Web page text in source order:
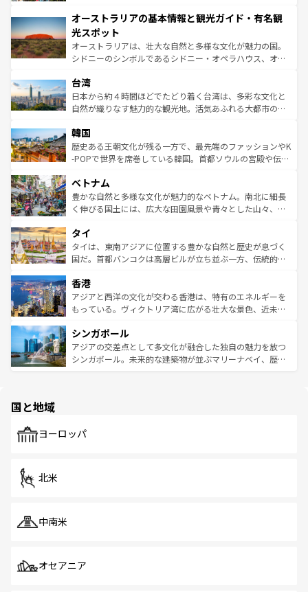
部のニューオーリンズでは、音楽と美食が融合した独特の
文化が魅力。旅行者はアメリカの各地域で異なる魅力を楽
しみながら、その多様性と豊かな歴史を感じることができ
るだろう。車でのロードトリップや列車の旅も、アメリカ
情報は
ワイ島は見逃せない。また、定番の観光地といえばオアフ
島だが、静かな自然を求めるならマウイ島やカウアイ島が
おすすめ。エメラルドグリーンに輝く海をはじめ、豊かな
文化や歴史が息づいている。「アロハスピリット」と呼ば
人々、おいしいローカルフードやハワイアンミュージッ
ク、伝統的なフラダンスなど、すべてがハワイの魅力を彩
っている。訪れるたびに新しい発見と感動が待っているハ
はコンテンツ一覧
オーストラリアの基本情報と観光ガイド・有名観
光スポット
オーストラリアは、壮大な自然と多様な文化が魅力の国。
シドニーのシンボルであるシドニー・オペラハウス、オー
リアリーフや大陸中央部にそびえるウルル（エアーズロッ
ク）、タスマニアの美しい原生林やケアンズの熱帯雨林な
ど、見どころがたくさん。また、カフェやワイン、オージ
いる。アクティビティも充実しており、サーフィンやダイ
ビング、ハイキングなど、アウトドア好きにはたまらな
い。オーストラリアの多彩な魅力を存分に味わいつくそ
参照してほしい。
台湾
日本から約４時間ほどでたどり着く台湾は、多彩な文化と
自然が織りなす魅力的な観光地。活気あふれる大都市の台
ン）、静ひつな山岳地帯である台湾東部など、都市の喧騒
と山間の静けさが共存しており、訪れる人に新しい発見と
驚きをもたらしてくれる。また、奥深い台湾の食文化も魅
容にもいいと評判のスイーツなど、バラエティ豊かな料理
が味わえる。 なお、新着の台湾情報は コンテンツ一覧を参
照してほしい。
韓国
歴史ある王朝文化が残る一方で、最先端のファッションやK
-POPで世界を席巻している韓国。首都ソウルの宮殿や伝統
き、地方に足を延ばせば四季折々の自然美を楽しむことが
できる。そして、キムチや焼肉、絶品のストリートフード
まで、さまざまな韓国料理が待っている。夜には、韓国な
リティに包まれながら、韓国の多彩な魅力を心ゆくまで味
わってみてほしい。 なお、新着の韓国情報はコンテンツ一
覧を参照してほしい。
ベトナム
豊かな自然と多様な文化が魅力的なベトナム。南北に細長
く伸びる国土には、広大な田園風景や青々とした山々、世
急速な発展と共に伝統が息づく。ハノイの古い町並みやホ
ーチミン市のフランス統治時代の建物も、独特の雰囲気を
醸し出している。また、バラエティの豊かさとおいしさで
とつ。フォーやバインミー、ベトナムコーヒーなどは、ぜ
ひ現地で味わいたい。どの地域を訪れてもあたたかい人々
が旅行者を迎えてくれるので、きっと忘れられない旅にな
参照してほしい。
タイ
タイは、東南アジアに位置する豊かな自然と歴史が息づく
国だ。首都バンコクは高層ビルが立ち並ぶ一方、伝統的な
の活気が交差している。北部ではチェンマイなどの山岳地
帯で自然と触れ合い、南部ではプーケットやクラビの美し
いビーチでリゾート気分を楽しむことができる。タイ料理
激する。気候は一年中温暖で、どの季節にも異なる楽しみ
が待っている。親しみやすいタイの人々、仏教を中心とし
た文化、そして多様な観光資源が、訪れる旅人を魅了し続
香港
アジアと西洋の文化が交わる香港は、特有のエネルギーを
もっている。ヴィクトリア湾に広がる壮大な景色、近未来
み、どこを訪れても感動するはず。観光スポットが密集し
ており、効率よく見どころを回れるのも魅力。息をのむよ
うな絶景から文化的な体験まで、香港を存分に楽しみ尽く
シンガポール
アジアの交差点として多文化が融合した独自の魅力を放つ
シンガポール。未来的な建築物が並ぶマリーナベイ、歴史
で、ホーカーズは地元の風情を楽しめる外せないスポット
国と地域
ヨーロッパ
北米
中南米
オセアニア